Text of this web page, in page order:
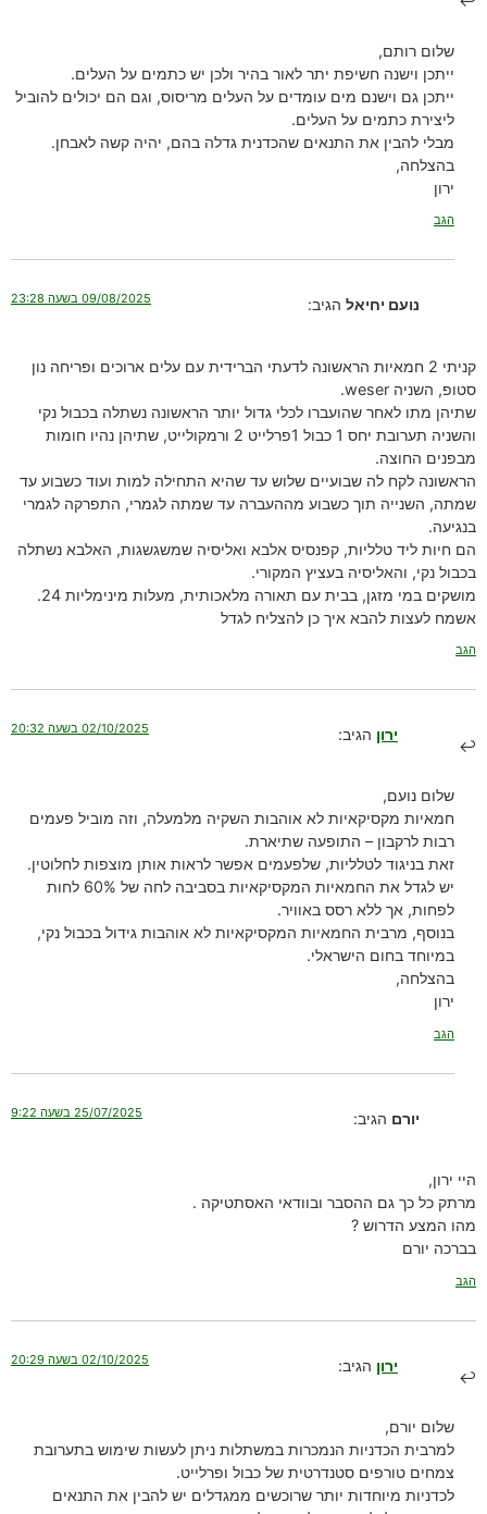
שלום רותם,
ייתכן וישנה חשיפת יתר לאור בהיר ולכן יש כתמים על העלים.
ייתכן גם וישנם מים עומדים על העלים מריסוס, וגם הם יכולים להוביל
ליצירת כתמים על העלים.
מבלי להבין את התנאים שהכדנית גדלה בהם, יהיה קשה לאבחן.
בהצלחה,
ירון
הגב
נועם יחיאל הגיב: 09/08/2025 בשעה 23:28
קניתי 2 חמאיות הראשונה לדעתי הברידית עם עלים ארוכים ופריחה נון
סטופ, השניה weser.
שתיהן מתו לאחר שהועברו לכלי גדול יותר הראשונה נשתלה בכבול נקי
והשניה תערובת יחס 1 כבול 1פרלייט 2 ורמקולייט, שתיהן נהיו חומות
מבפנים החוצה.
הראשונה לקח לה שבועיים שלוש עד שהיא התחילה למות ועוד כשבוע עד
שמתה, השנייה תוך כשבוע מההעברה עד שמתה לגמרי, התפרקה לגמרי
בנגיעה.
הם חיות ליד טלליות, קפנסיס אלבא ואליסיה שמשגשגות, האלבא נשתלה
בכבול נקי, והאליסיה בעציץ המקורי.
מושקים במי מזגן, בבית עם תאורה מלאכותית, מעלות מינימליות 24.
אשמח לעצות להבא איך כן להצליח לגדל
הגב
ירון הגיב: 02/10/2025 בשעה 20:32
שלום נועם,
חמאיות מקסיקאיות לא אוהבות השקיה מלמעלה, וזה מוביל פעמים
רבות לרקבון – התופעה שתיארת.
זאת בניגוד לטלליות, שלפעמים אפשר לראות אותן מוצפות לחלוטין.
יש לגדל את החמאיות המקסיקאיות בסביבה לחה של 60% לחות
לפחות, אך ללא רסס באוויר.
בנוסף, מרבית החמאיות המקסיקאיות לא אוהבות גידול בכבול נקי,
במיוחד בחום הישראלי.
בהצלחה,
ירון
הגב
יורם הגיב: 25/07/2025 בשעה 9:22
היי ירון,
מרתק כל כך גם ההסבר ובוודאי האסתטיקה .
מהו המצע הדרוש ?
בברכה יורם
הגב
ירון הגיב: 02/10/2025 בשעה 20:29
שלום יורם,
למרבית הכדניות הנמכרות במשתלות ניתן לעשות שימוש בתערובת
צמחים טורפים סטנדרטית של כבול ופרלייט.
לכדניות מיוחדות יותר שרוכשים ממגדלים יש להבין את התנאים